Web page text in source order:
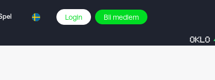
Login Bli medlem
OKLO